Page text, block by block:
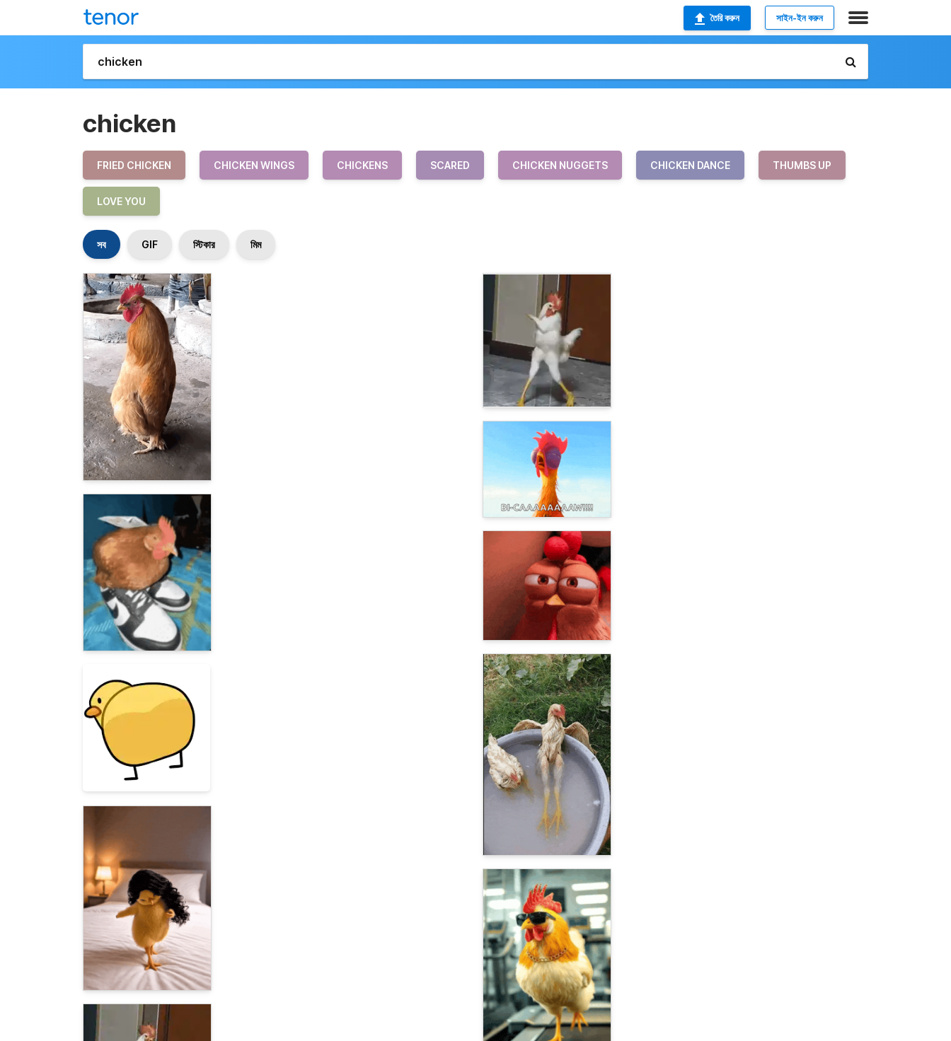
তৈরি করুন সাইন-ইন করুন
chicken
FRIED CHICKEN CHICKEN WINGS CHICKENS SCARED CHICKEN NUGGETS CHICKEN DANCE THUMBS UP
LOVE YOU
সব GIF স্টিকার মিম